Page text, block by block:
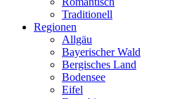
Traditionell
Regionen
Allgäu
Bayerischer Wald
Bergisches Land
Bodensee
Eifel